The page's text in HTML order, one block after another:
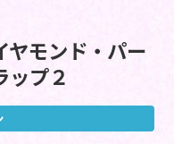
ヤモンド・パー
プ２